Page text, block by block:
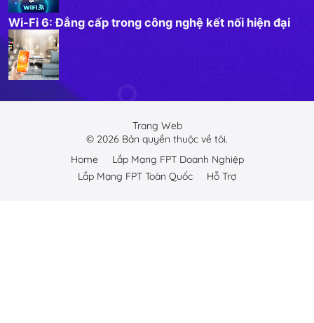
Wi-Fi 6: Đẳng cấp trong công nghệ kết nối hiện đại
Trang Web
© 2026 Bản quyền thuộc về tôi.
Home
Lắp Mạng FPT Doanh Nghiệp
Lắp Mạng FPT Toàn Quốc
Hỗ Trợ